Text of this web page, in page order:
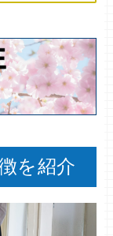
を紹介